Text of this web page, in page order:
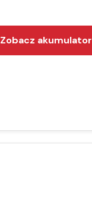
Zobacz akumulator